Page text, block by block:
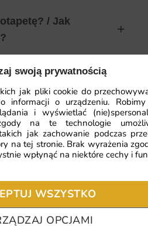
swoją prywatnością
jak pliki cookie do
informacji o urządzeniu.
i wyświetlać
na te technologie
jak zachowanie podczas
na tej stronie. Brak wyrażenia
wpłynąć na niektóre cechy i
WSZYSTKO
OPCJAMI
/ Jak
na telefonie
Jak sprawdzić